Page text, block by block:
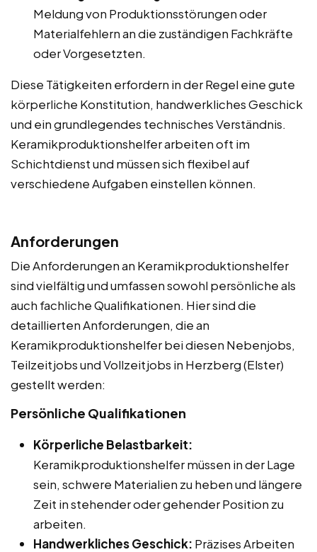
Meldung von Produktionsstörungen oder
Materialfehlern an die zuständigen Fachkräfte
oder Vorgesetzten.
Diese Tätigkeiten erfordern in der Regel eine gute
körperliche Konstitution, handwerkliches Geschick
und ein grundlegendes technisches Verständnis.
Keramikproduktionshelfer arbeiten oft im
Schichtdienst und müssen sich flexibel auf
verschiedene Aufgaben einstellen können.
Anforderungen
Die Anforderungen an Keramikproduktionshelfer
sind vielfältig und umfassen sowohl persönliche als
auch fachliche Qualifikationen. Hier sind die
detaillierten Anforderungen, die an
Keramikproduktionshelfer bei diesen Nebenjobs,
Teilzeitjobs und Vollzeitjobs in Herzberg (Elster)
gestellt werden:
Persönliche Qualifikationen
Körperliche Belastbarkeit:
Keramikproduktionshelfer müssen in der Lage
sein, schwere Materialien zu heben und längere
Zeit in stehender oder gehender Position zu
arbeiten.
Handwerkliches Geschick: Präzises Arbeiten